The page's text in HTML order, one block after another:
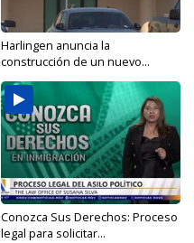
Harlingen anuncia la
construcción de un nuevo...
Conozca Sus Derechos: Proceso
legal para solicitar...